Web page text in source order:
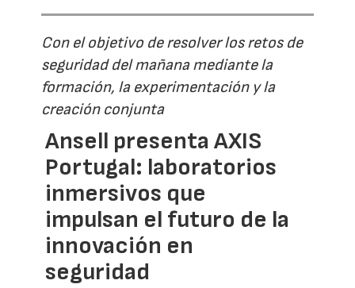
Con el objetivo de resolver los retos de
seguridad del mañana mediante la
formación, la experimentación y la
creación conjunta
Ansell presenta AXIS
Portugal: laboratorios
inmersivos que
impulsan el futuro de la
innovación en
seguridad